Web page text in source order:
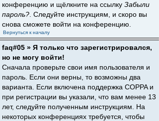
конференцию и щёлкните на ссылку Забыли
пароль? . Следуйте инструкциям, и скоро вы
снова сможете войти на конференцию.
Вернуться к началу
faq#05 » Я только что зарегистрировался,
но не могу войти!
Сначала проверьте свои имя пользователя и
пароль. Если они верны, то возможны два
варианта. Если включена поддержка COPPA и
при регистрации вы указали, что вам менее 13
лет, следуйте полученным инструкциям. На
некоторых конференциях требуется, чтобы